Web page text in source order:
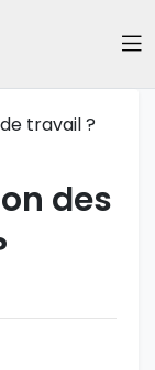
des